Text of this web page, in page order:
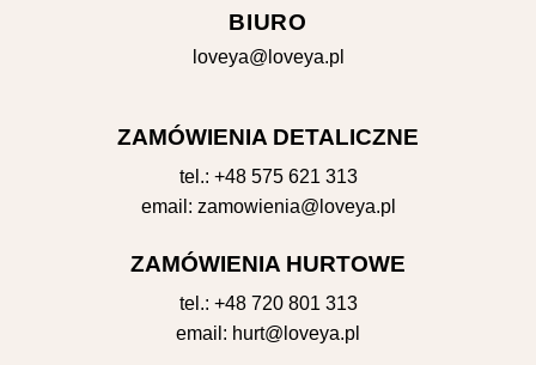
BIURO
loveya@loveya.pl
ZAMÓWIENIA DETALICZNE
tel.: +48 575 621 313
email: zamowienia@loveya.pl
ZAMÓWIENIA HURTOWE
tel.: +48 720 801 313
email: hurt@loveya.pl